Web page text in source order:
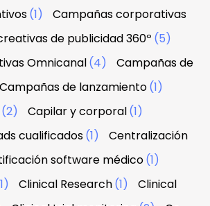
(1)
Campañas corporativas
de publicidad 360º (5)
Omnicanal(4)
Campañas de
Campañas de lanzamiento(1)
(2) Capilar y corporal(1)
cualificados(1)
Centralización
software médico(1)
Clinical Research(1)
Clinical